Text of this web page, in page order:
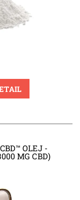
OLEJ -
MG CBD)